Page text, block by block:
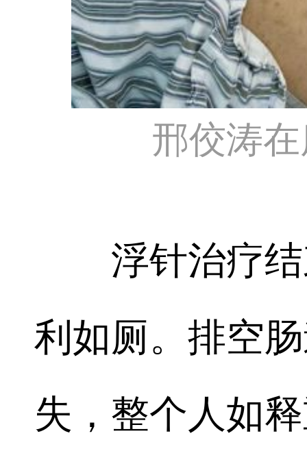
邢佼涛
浮针治疗结
利如厕。排空
失，整个人如